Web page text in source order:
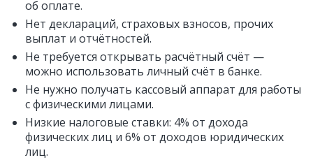
об оплате.
Нет деклараций, страховых взносов, прочих
выплат и отчётностей.
Не требуется открывать расчётный счёт —
можно использовать личный счёт в банке.
Не нужно получать кассовый аппарат для работы
с физическими лицами.
Низкие налоговые ставки: 4% от дохода
физических лиц и 6% от доходов юридических
лиц.